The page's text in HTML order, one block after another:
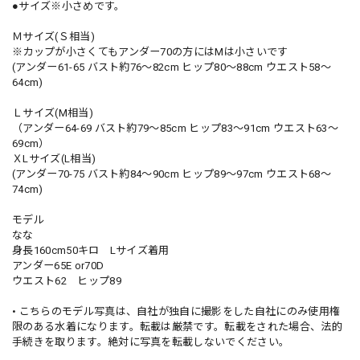
●サイズ※小さめです。
Ｍサイズ(Ｓ相当)
※カップが小さくてもアンダー70の方にはMは小さいです
(アンダー61-65 バスト約76〜82cm ヒップ80〜88cm ウエスト58〜
64cm)
Ｌサイズ(M相当)
（アンダー64-69 バスト約79〜85cm ヒップ83〜91cm ウエスト63〜
69cm）
ＸLサイズ(L相当)
(アンダー70-75 バスト約84〜90cm ヒップ89〜97cm ウエスト68〜
74cm)
モデル
なな
身長160cm50キロ Lサイズ着用
アンダー65E or70D
ウエスト62 ヒップ89
• こちらのモデル写真は、自社が独自に撮影をした自社にのみ使用権
限のある水着になります。転載は厳禁です。転載をされた場合、法的
手続きを取ります。絶対に写真を転載しないでください。